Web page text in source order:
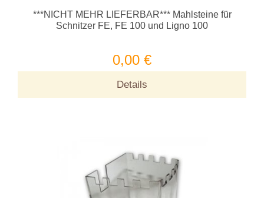
***NICHT MEHR LIEFERBAR*** Mahlsteine für
Schnitzer FE, FE 100 und Ligno 100
0,00 €
Details